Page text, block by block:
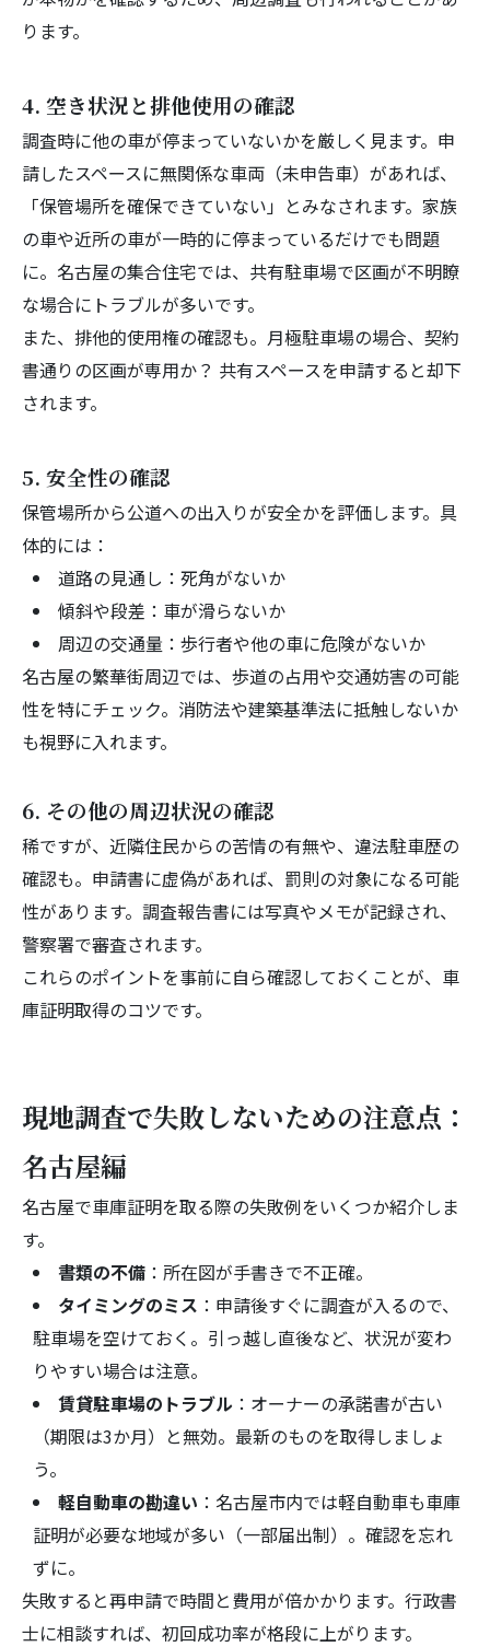
ります。
4. 空き状況と排他使用の確認
調査時に他の車が停まっていないかを厳しく見ます。申
請したスペースに無関係な車両（未申告車）があれば、
「保管場所を確保できていない」とみなされます。家族
の車や近所の車が一時的に停まっているだけでも問題
に。名古屋の集合住宅では、共有駐車場で区画が不明瞭
な場合にトラブルが多いです。
また、排他的使用権の確認も。月極駐車場の場合、契約
書通りの区画が専用か？ 共有スペースを申請すると却下
されます。
5. 安全性の確認
保管場所から公道への出入りが安全かを評価します。具
体的には：
道路の見通し：死角がないか
傾斜や段差：車が滑らないか
周辺の交通量：歩行者や他の車に危険がないか
名古屋の繁華街周辺では、歩道の占用や交通妨害の可能
性を特にチェック。消防法や建築基準法に抵触しないか
も視野に入れます。
6. その他の周辺状況の確認
稀ですが、近隣住民からの苦情の有無や、違法駐車歴の
確認も。申請書に虚偽があれば、罰則の対象になる可能
性があります。調査報告書には写真やメモが記録され、
警察署で審査されます。
これらのポイントを事前に自ら確認しておくことが、車
庫証明取得のコツです。
現地調査で失敗しないための注意点：
名古屋編
名古屋で車庫証明を取る際の失敗例をいくつか紹介しま
す。
書類の不備：所在図が手書きで不正確。
タイミングのミス ：申請後すぐに調査が入るので、
駐車場を空けておく。引っ越し直後など、状況が変わ
りやすい場合は注意。
賃貸駐車場のトラブル ：オーナーの承諾書が古い
（期限は3か月）と無効。最新のものを取得しましょ
う。
軽自動車の勘違い ：名古屋市内では軽自動車も車庫
証明が必要な地域が多い（一部届出制）。確認を忘れ
ずに。
失敗すると再申請で時間と費用が倍かかります。行政書
士に相談すれば、初回成功率が格段に上がります。